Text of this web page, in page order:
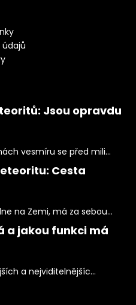
Jsou opravdu
vesmíru se před mili...
Cesta
na Zemi, má za sebou...
a jakou funkci má
a nejviditelnějšíc...